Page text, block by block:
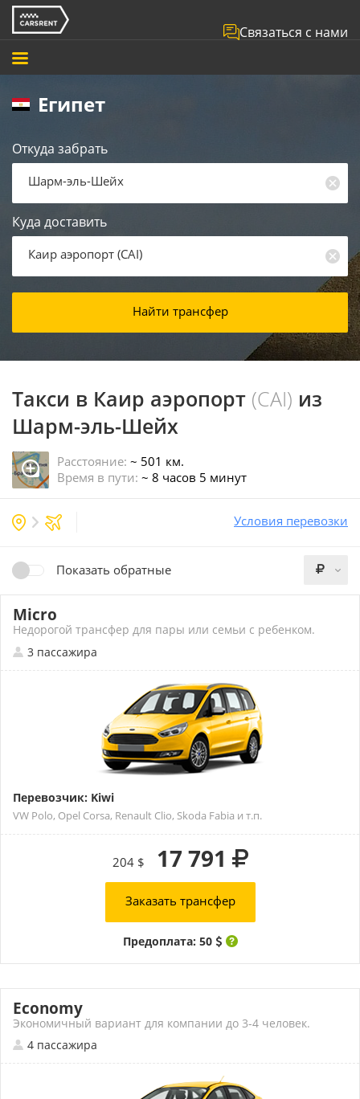
Связаться с нами
Египет
Откуда забрать
Шарм-эль-Шейх
Куда доставить
Каир аэропорт (CAI)
Найти трансфер
Такси в Каир аэропорт (CAI) из
Шарм-эль-Шейх
Расстояние: ~ 501 км.
Время в пути: ~ 8 часов 5 минут
Показать обратные
Условия перевозки
Micro
Недорогой трансфер для пары или семьи с ребенком.
3 пассажира
Перевозчик: Kiwi
VW Polo, Opel Corsa, Renault Clio, Skoda Fabia и т.п.
204 $ 17 791
Заказать трансфер
Предоплата: 50
Economy
Экономичный вариант для компании до 3-4 человек.
4 пассажира